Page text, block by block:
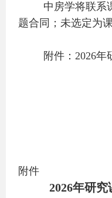
中房学将联系
题合同；未选定为
附件：2026
附件
2026年研